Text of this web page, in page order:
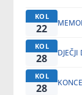
KOL
22
KOL
28
KOL
28